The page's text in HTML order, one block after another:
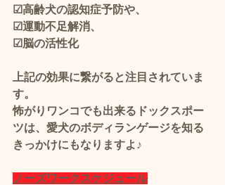
☑高齢犬の認知症予防や、
☑運動不足解消、
☑脳の活性化
上記の効果に繋がると注目されていま
す。
怖がりワンコでも出来るドックスポー
ツは、愛犬のボディランゲージを知る
きっかけにもなりますよ♪
ノーズワークスケジュール